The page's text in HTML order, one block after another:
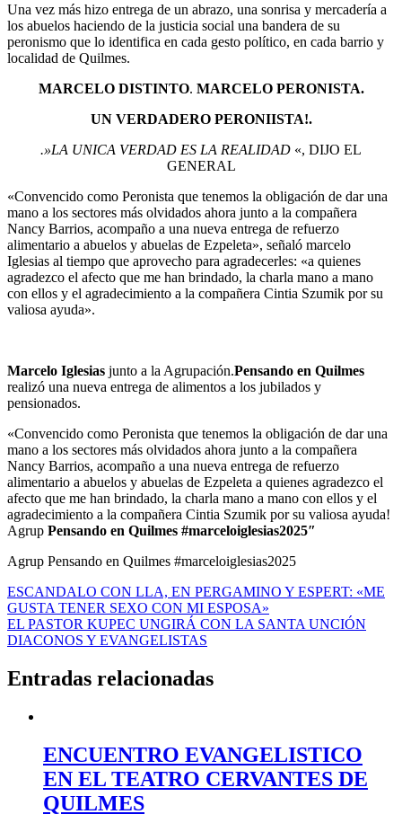
Una vez más hizo entrega de un abrazo, una sonrisa y mercadería a
los abuelos haciendo de la justicia social una bandera de su
peronismo que lo identifica en cada gesto político, en cada barrio y
localidad de Quilmes.
MARCELO DISTINTO. MARCELO PERONISTA.
UN VERDADERO PERONIISTA!.
.»LA UNICA VERDAD ES LA REALIDAD «, DIJO EL
GENERAL
«Convencido como Peronista que tenemos la obligación de dar una
mano a los sectores más olvidados ahora junto a la compañera
Nancy Barrios, acompaño a una nueva entrega de refuerzo
alimentario a abuelos y abuelas de Ezpeleta», señaló marcelo
Iglesias al tiempo que aprovecho para agradecerles: «a quienes
agradezco el afecto que me han brindado, la charla mano a mano
con ellos y el agradecimiento a la compañera Cintia Szumik por su
valiosa ayuda».
Marcelo Iglesias junto a la Agrupación.Pensando en Quilmes
realizó una nueva entrega de alimentos a los jubilados y
pensionados.
«Convencido como Peronista que tenemos la obligación de dar una
mano a los sectores más olvidados ahora junto a la compañera
Nancy Barrios, acompaño a una nueva entrega de refuerzo
alimentario a abuelos y abuelas de Ezpeleta a quienes agradezco el
afecto que me han brindado, la charla mano a mano con ellos y el
agradecimiento a la compañera Cintia Szumik por su valiosa ayuda!
Agrup Pensando en Quilmes #marceloiglesias2025″
Agrup Pensando en Quilmes #marceloiglesias2025
Navegación
de
entradas
ESCANDALO CON LLA, EN PERGAMINO Y ESPERT: «ME
GUSTA TENER SEXO CON MI ESPOSA»
EL PASTOR KUPEC UNGIRÁ CON LA SANTA UNCIÓN
DIACONOS Y EVANGELISTAS
Entradas relacionadas
ENCUENTRO EVANGELISTICO
EN EL TEATRO CERVANTES DE
QUILMES